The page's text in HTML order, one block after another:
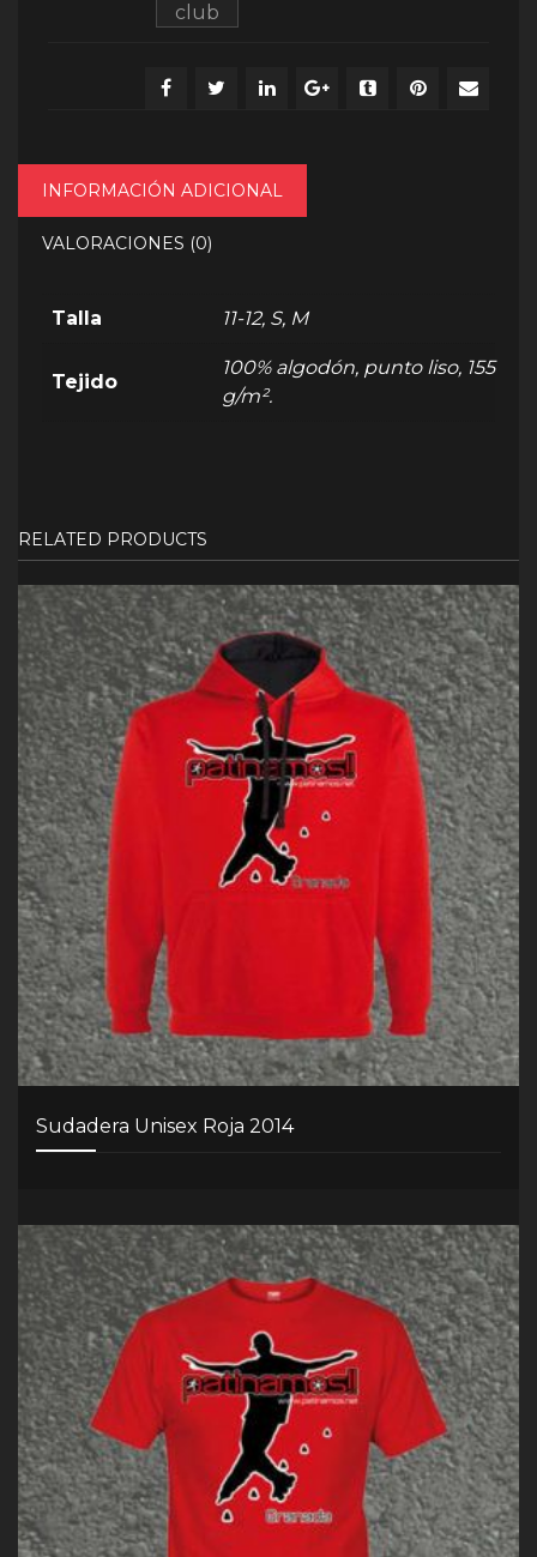
club
INFORMACIÓN ADICIONAL
VALORACIONES (0)
Talla 11-12, S, M
Tejido
100% algodón, punto liso, 155
g/m².
RELATED PRODUCTS
Sudadera Unisex Roja 2014